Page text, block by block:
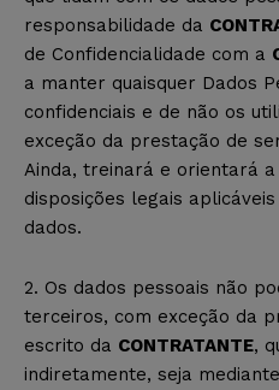
responsabilidade da
de Confidencialidade com a
a manter quaisquer Dados
confidenciais e de não os
exceção da prestação de
Ainda, treinará e orientará
disposições legais
dados.
2. Os dados pessoais não
terceiros, com exceção da
escrito da CONTRATANTE,
indiretamente, seja